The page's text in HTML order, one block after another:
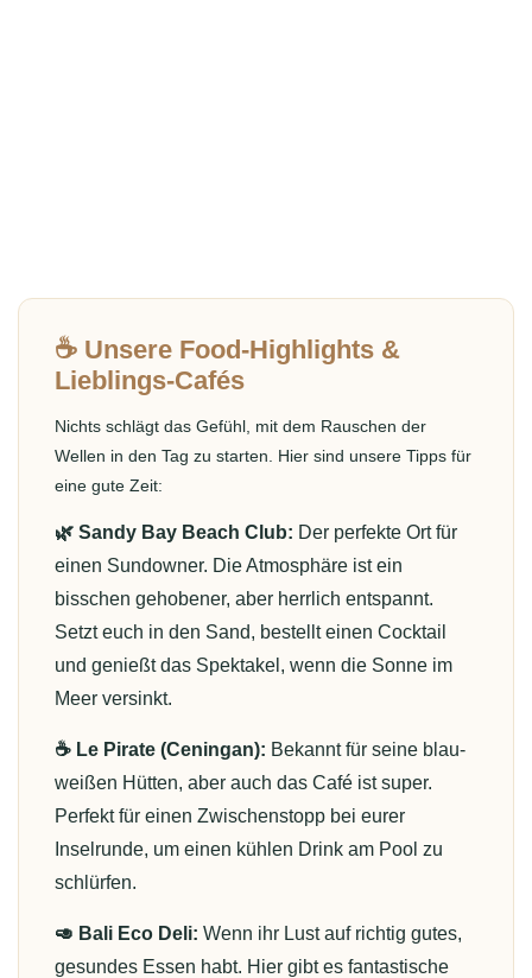
☕ Unsere Food-Highlights &
Lieblings-Cafés
Nichts schlägt das Gefühl, mit dem Rauschen der
Wellen in den Tag zu starten. Hier sind unsere Tipps für
eine gute Zeit:
🌿 Sandy Bay Beach Club: Der perfekte Ort für
einen Sundowner. Die Atmosphäre ist ein
bisschen gehobener, aber herrlich entspannt.
Setzt euch in den Sand, bestellt einen Cocktail
und genießt das Spektakel, wenn die Sonne im
Meer versinkt.
☕ Le Pirate (Ceningan): Bekannt für seine blau-
weißen Hütten, aber auch das Café ist super.
Perfekt für einen Zwischenstopp bei eurer
Inselrunde, um einen kühlen Drink am Pool zu
schlürfen.
🥑 Bali Eco Deli: Wenn ihr Lust auf richtig gutes,
gesundes Essen habt. Hier gibt es fantastische